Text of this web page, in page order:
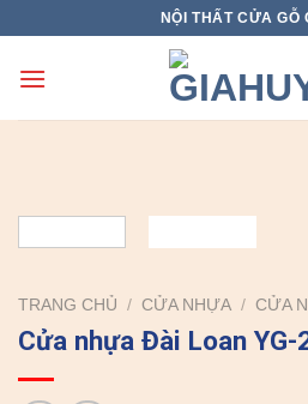
content
NỘI THẤT CỬA GỖ
TRANG CHỦ / CỬA NHỰA / CỬA
Cửa nhựa Đài Loan YG-